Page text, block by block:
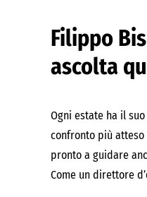
Filippo
ascolta
Ogni estate ha il
confronto più atteso
pronto a guidare
Come un direttore